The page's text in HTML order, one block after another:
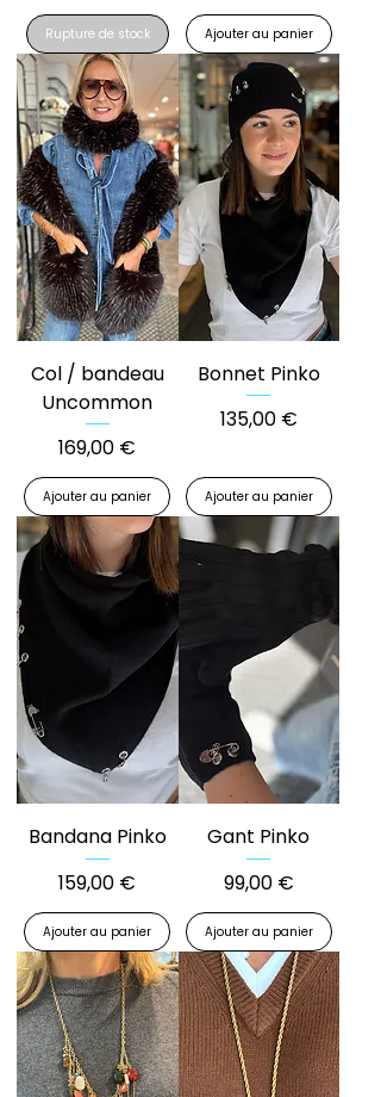
Rupture de stock Ajouter au panier
Col / bandeau
Uncommon
Prix
169,00 €
Ajouter au panier
Bonnet Pinko
Prix
135,00 €
Ajouter au panier
Bandana Pinko
Prix
159,00 €
Ajouter au panier
Gant Pinko
Prix
99,00 €
Ajouter au panier